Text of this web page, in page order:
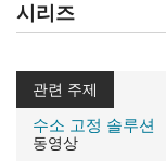
시리즈
관련 주제
수소 고정 솔루션
동영상